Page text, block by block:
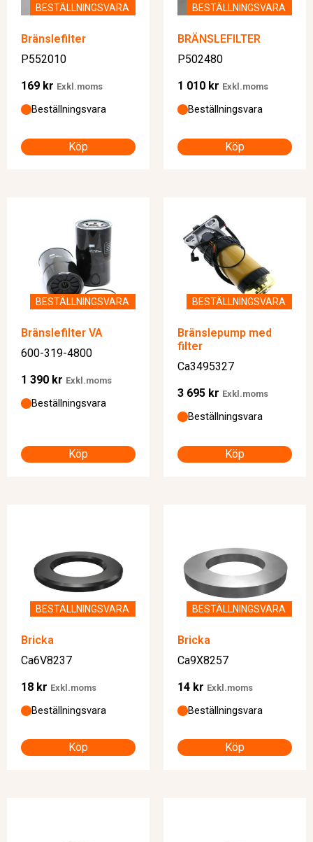
BESTÄLLNINGSVARA
Bränslefilter
P552010
169 kr Exkl.moms
Beställningsvara
Köp
BESTÄLLNINGSVARA
BRÄNSLEFILTER
P502480
1 010 kr Exkl.moms
Beställningsvara
Köp
BESTÄLLNINGSVARA
Bränslefilter VA
600-319-4800
1 390 kr Exkl.moms
Beställningsvara
Köp
BESTÄLLNINGSVARA
Bränslepump med
filter
Ca3495327
3 695 kr Exkl.moms
Beställningsvara
Köp
BESTÄLLNINGSVARA
Bricka
Ca6V8237
18 kr Exkl.moms
Beställningsvara
Köp
BESTÄLLNINGSVARA
Bricka
Ca9X8257
14 kr Exkl.moms
Beställningsvara
Köp